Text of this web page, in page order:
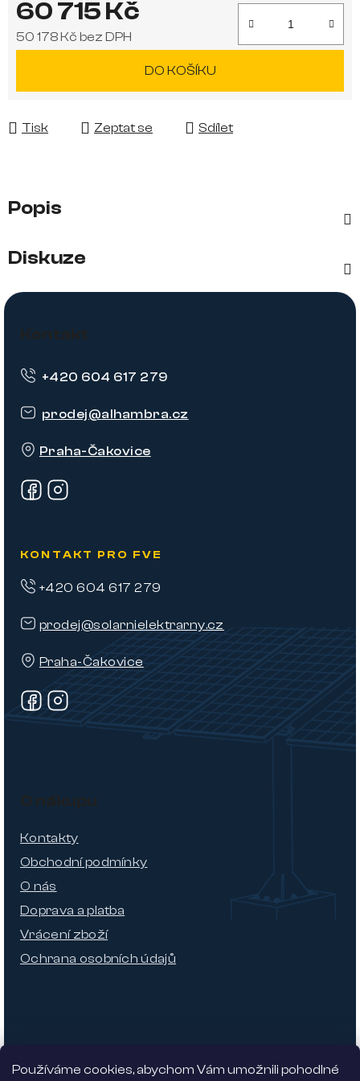
Používáme cookies, abychom Vám umožnili pohodlné
60 715 Kč
50 178 Kč bez DPH
DO KOŠÍKU
Tisk Zeptat se Sdílet
Popis
Diskuze
Z
Kontakt
prodej@alhambra.cz
Praha-Čakovice
+420 604 617 279
KONTAKT PRO FVE
prodej@solarnielektrarny.cz
Praha-Čakovice
+420 604 617 279
O nákupu
Kontakty
Obchodní podmínky
O nás
Doprava a platba
Vrácení zboží
Ochrana osobních údajů